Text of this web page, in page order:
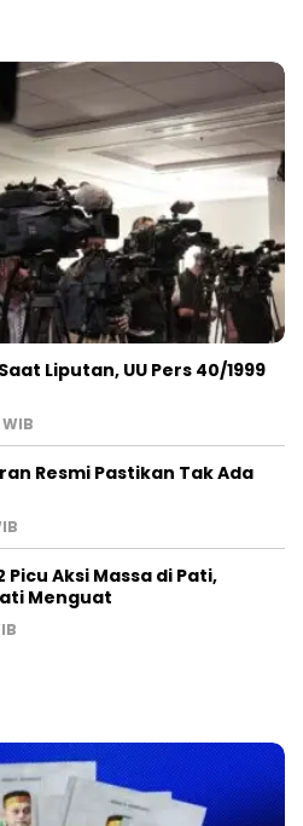
Liputan, UU Pers 40/1999
Resmi Pastikan Tak Ada
Picu Aksi Massa di Pati,
Menguat